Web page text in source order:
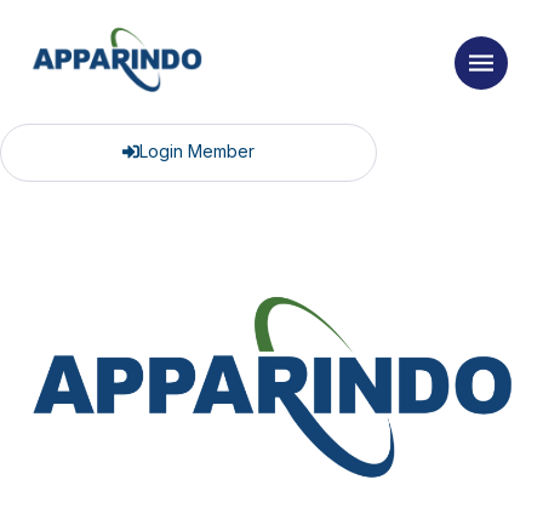
Login Member